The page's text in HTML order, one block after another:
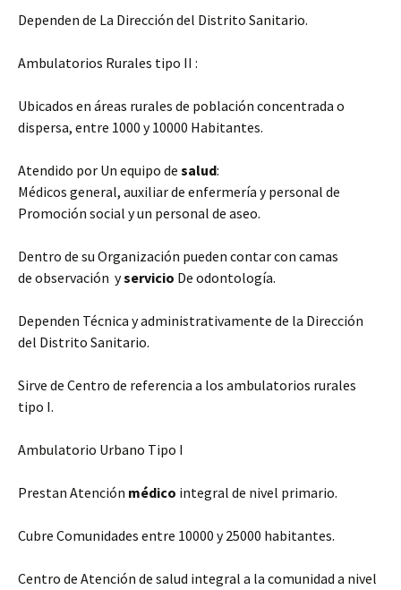
Dependen de La Dirección del Distrito Sanitario.
Ambulatorios Rurales tipo II :
Ubicados en áreas rurales de población concentrada o
dispersa, entre 1000 y 10000 Habitantes.
Atendido por Un equipo de salud:
Médicos general, auxiliar de enfermería y personal de
Promoción social y un personal de aseo.
Dentro de su Organización pueden contar con camas
de observación yservicio De odontología.
Dependen Técnica y administrativamente de la Dirección
del Distrito Sanitario.
Sirve de Centro de referencia a los ambulatorios rurales
tipo I.
Ambulatorio Urbano Tipo I
Prestan Atención médico integral de nivel primario.
Cubre Comunidades entre 10000 y 25000 habitantes.
Centro de Atención de salud integral a la comunidad a nivel